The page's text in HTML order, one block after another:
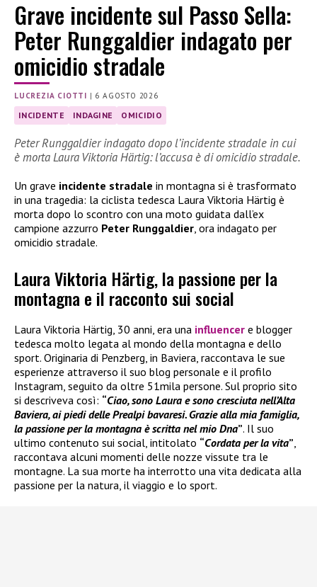
Grave incidente sul Passo Sella:
Peter Runggaldier indagato per
omicidio stradale
LUCREZIA CIOTTI | 6 AGOSTO 2026
INCIDENTE INDAGINE OMICIDIO
Peter Runggaldier indagato dopo l’incidente stradale in cui
è morta Laura Viktoria Härtig: l’accusa è di omicidio stradale.
Un grave incidente stradale in montagna si è trasformato
in una tragedia: la ciclista tedesca Laura Viktoria Härtig è
morta dopo lo scontro con una moto guidata dall’ex
campione azzurro Peter Runggaldier, ora indagato per
omicidio stradale.
Laura Viktoria Härtig, la passione per la
montagna e il racconto sui social
Laura Viktoria Härtig, 30 anni, era una influencer e blogger
tedesca molto legata al mondo della montagna e dello
sport. Originaria di Penzberg, in Baviera, raccontava le sue
esperienze attraverso il suo blog personale e il profilo
Instagram, seguito da oltre 51mila persone. Sul proprio sito
si descriveva così: “Ciao, sono Laura e sono cresciuta nell’Alta
Baviera, ai piedi delle Prealpi bavaresi. Grazie alla mia famiglia,
la passione per la montagna è scritta nel mio Dna”. Il suo
ultimo contenuto sui social, intitolato “Cordata per la vita”
raccontava alcuni momenti delle nozze vissute tra le
montagne. La sua morte ha interrotto una vita dedicata alla
passione per la natura, il viaggio e lo sport.